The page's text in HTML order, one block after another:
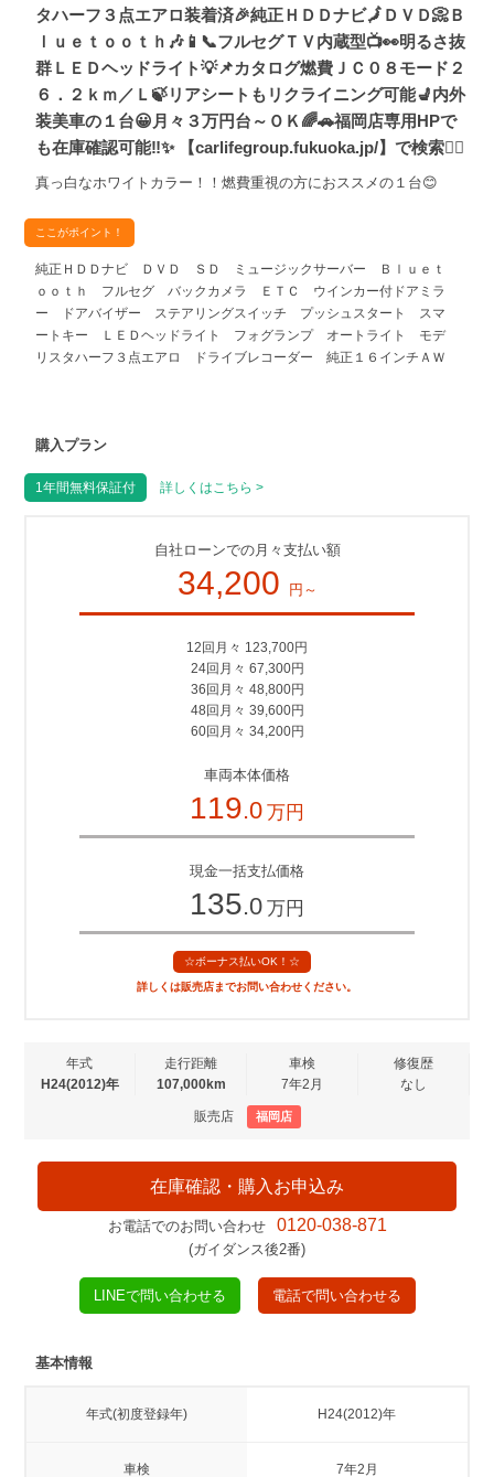
タハーフ３点エアロ装着済🎉純正ＨＤＤナビ🗾ＤＶＤ📀Ｂ
ｌｕｅｔｏｏｔｈ🎶📱📞フルセグＴＶ内蔵型📺👀明るさ抜
群ＬＥＤヘッドライト💡📌カタログ燃費ＪＣ０８モード２
６．２ｋｍ／Ｌ🍃リアシートもリクライニング可能💺内外
装美車の１台😀月々３万円台～ＯＫ🌈🚗福岡店専用HPで
も在庫確認可能‼✨ 【carlifegroup.fukuoka.jp/】で検索🕵️‍♂️
真っ白なホワイトカラー！！燃費重視の方におススメの１台😊
ここがポイント！
純正ＨＤＤナビ ＤＶＤ ＳＤ ミュージックサーバー Ｂｌｕｅｔ
ｏｏｔｈ フルセグ バックカメラ ＥＴＣ ウインカー付ドアミラ
ー ドアバイザー ステアリングスイッチ プッシュスタート スマ
ートキー ＬＥＤヘッドライト フォグランプ オートライト モデ
リスタハーフ３点エアロ ドライブレコーダー 純正１６インチＡＷ
購入プラン
1年間無料保証付 詳しくはこちら >
自社ローンでの月々支払い額
34,200 円～
12回月々 123,700円
24回月々 67,300円
36回月々 48,800円
48回月々 39,600円
60回月々 34,200円
車両本体価格
119.0 万円
現金一括支払価格
135.0 万円
☆ボーナス払いOK！☆
詳しくは販売店までお問い合わせください。
年式
H24(2012)年
走行距離
107,000km
車検
7年2月
修復歴
なし
販売店 福岡店
在庫確認・購入お申込み
お電話でのお問い合わせ 0120-038-871
(ガイダンス後2番)
LINEで問い合わせる 電話で問い合わせる
基本情報
年式(初度登録年) H24(2012)年
車検 7年2月